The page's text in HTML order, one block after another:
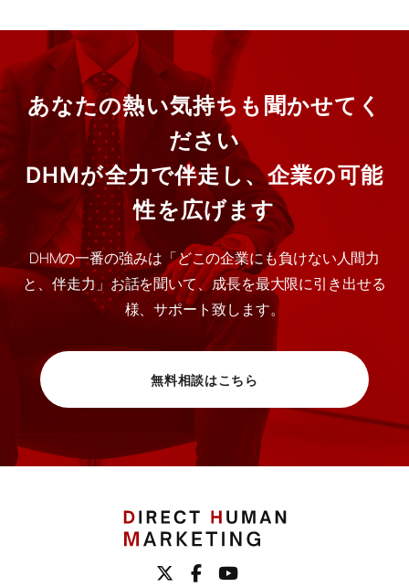
あなたの熱い気持ちも聞かせてく
ださい
DHMが全力で伴走し、企業の可能
性を広げます
DHMの一番の強みは「どこの企業にも負けない人間力
と、伴走力」お話を聞いて、成長を最大限に引き出せる
様、サポート致します。
無料相談はこちら